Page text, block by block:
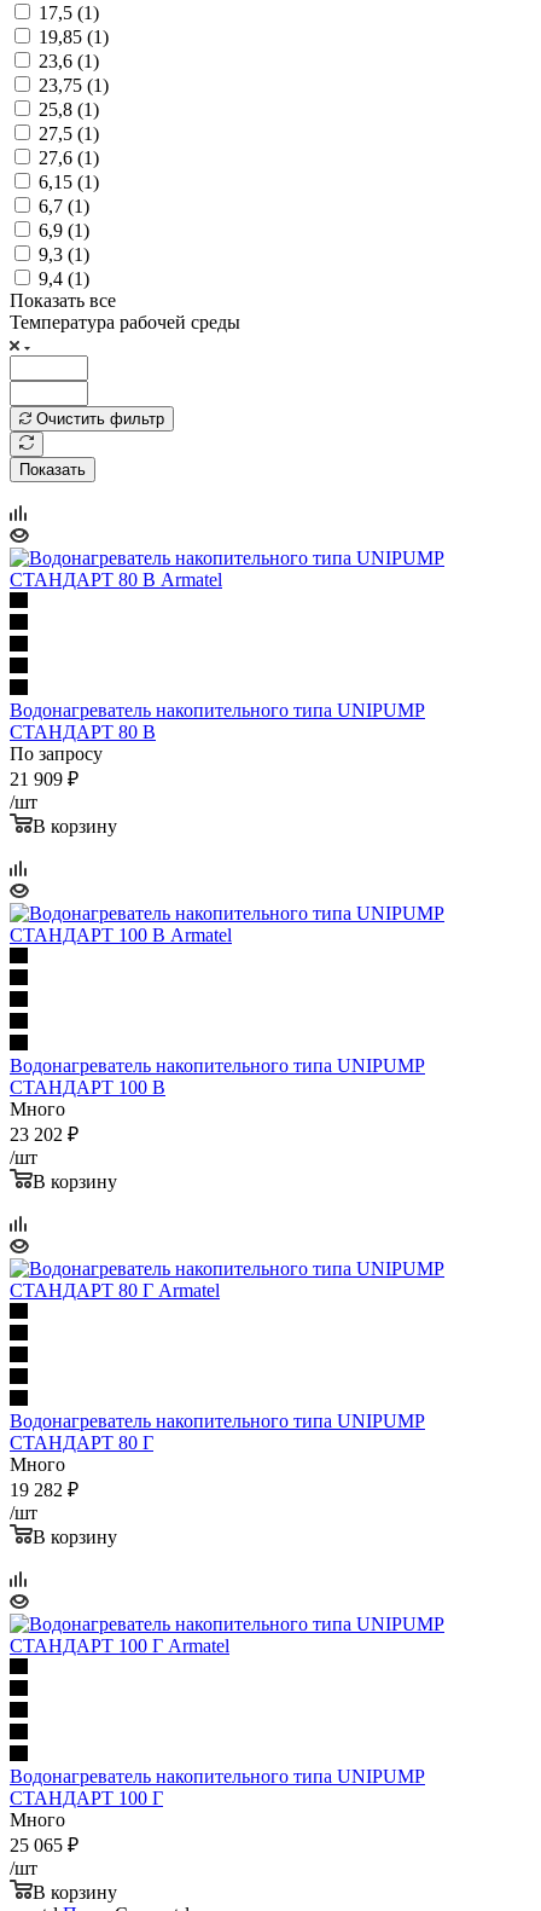
17,5 (1)
19,85 (1)
23,6 (1)
23,75 (1)
25,8 (1)
27,5 (1)
27,6 (1)
6,15 (1)
6,7 (1)
6,9 (1)
9,3 (1)
9,4 (1)
Показать все
Температура рабочей среды
Очистить фильтр
Показать
Водонагреватель накопительного типа UNIPUMP
СТАНДАРТ 80 В
По запросу
21 909 ₽
/шт
В корзину
Водонагреватель накопительного типа UNIPUMP
СТАНДАРТ 100 В
Много
23 202 ₽
/шт
В корзину
Водонагреватель накопительного типа UNIPUMP
СТАНДАРТ 80 Г
Много
19 282 ₽
/шт
В корзину
Водонагреватель накопительного типа UNIPUMP
СТАНДАРТ 100 Г
Много
25 065 ₽
/шт
В корзину